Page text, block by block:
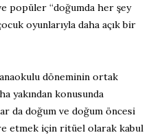
popüler “doğumda her şey
oyunlarıyla daha açık bir
döneminin ortak
yakından konusunda
da doğum ve doğum öncesi
etmek için ritüel olarak kabul